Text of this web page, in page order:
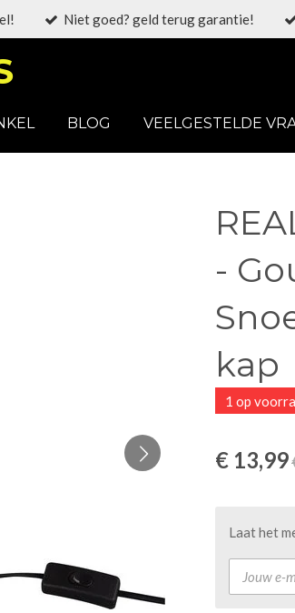
Niet goed? geld terug garantie!
BLOG VEELGESTELDE
-
kap
1 op
€ 13,99
Laat het